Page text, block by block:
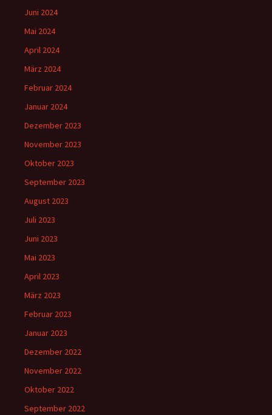
Juni 2024
Mai 2024
April 2024
März 2024
Februar 2024
Januar 2024
Dezember 2023
November 2023
Oktober 2023
September 2023
August 2023
Juli 2023
Juni 2023
Mai 2023
April 2023
März 2023
Februar 2023
Januar 2023
Dezember 2022
November 2022
Oktober 2022
September 2022